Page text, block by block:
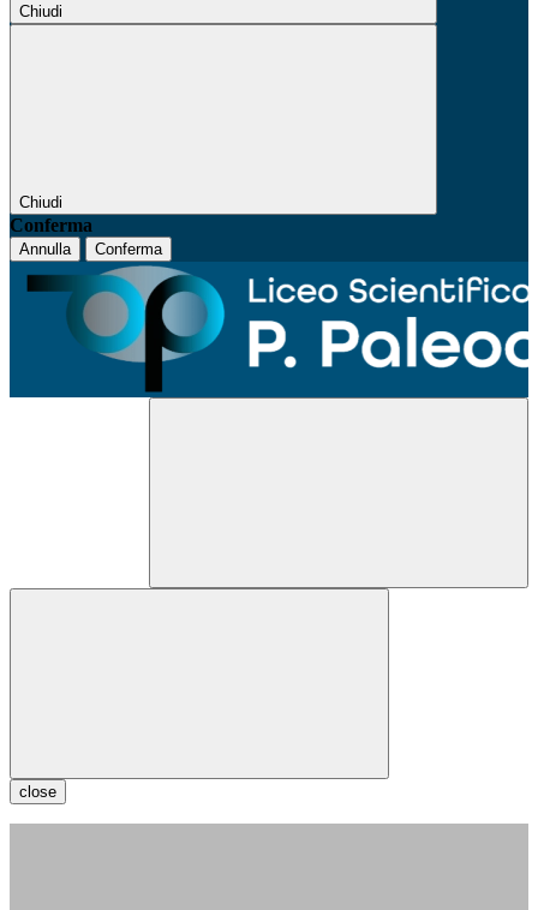
Chiudi
Chiudi
Conferma
Annulla Conferma
close